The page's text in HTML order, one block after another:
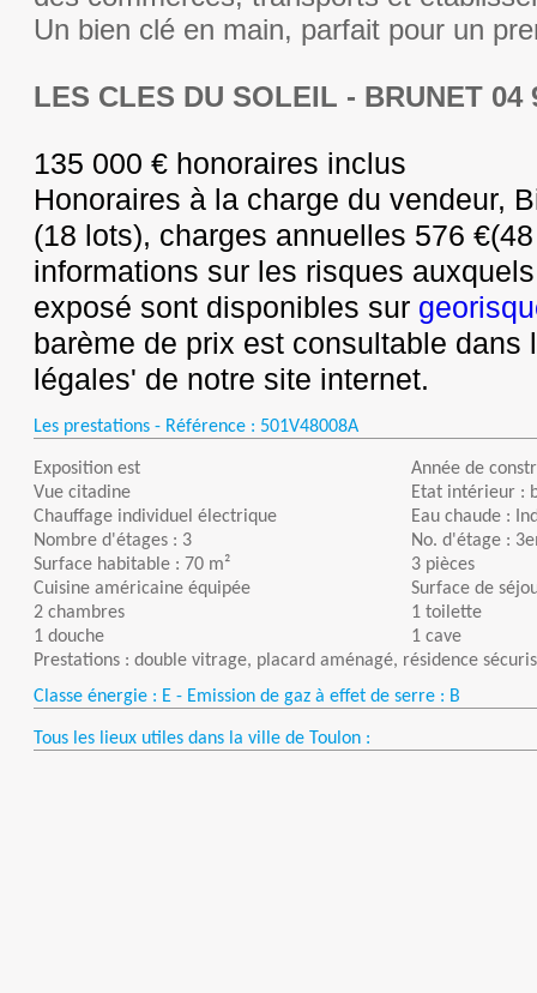
Un bien clé en main, parfait pour un
LES CLES DU SOLEIL - BRUNET 04
135 000 € honoraires inclus
Honoraires à la charge du vendeur,
(18 lots), charges annuelles 576
informations sur les risques
exposé sont disponibles sur
barème de prix est consultable dans
légales' de notre site internet.
Les prestations - Référence : 501V48008A
Exposition est
Année de
Vue citadine
Etat intérieur :
Chauffage individuel électrique
Eau chaude :
Nombre d'étages : 3
No. d'étage :
Surface habitable : 70 m²
3 pièces
Cuisine américaine équipée
Surface de
2 chambres
1 toilette
1 douche
1 cave
Prestations : double vitrage, placard aménagé, résidence
Classe énergie : E - Emission de gaz à effet de serre : B
Tous les lieux utiles dans la ville de Toulon :